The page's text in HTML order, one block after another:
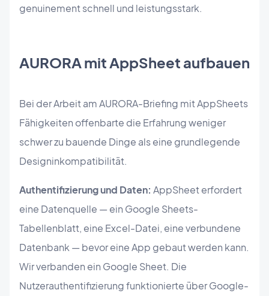
genuinement schnell und leistungsstark.
AURORA mit AppSheet aufbauen
Bei der Arbeit am AURORA-Briefing mit AppSheets
Fähigkeiten offenbarte die Erfahrung weniger
schwer zu bauende Dinge als eine grundlegende
Designinkompatibilität.
Authentifizierung und Daten: AppSheet erfordert
eine Datenquelle — ein Google Sheets-
Tabellenblatt, eine Excel-Datei, eine verbundene
Datenbank — bevor eine App gebaut werden kann.
Wir verbanden ein Google Sheet. Die
Nutzerauthentifizierung funktionierte über Google-